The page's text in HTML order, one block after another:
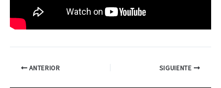
ANTERIOR SIGUIENTE